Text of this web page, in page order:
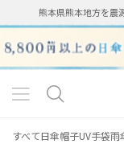
熊本県熊本地方を震
すべて日傘帽子UV手袋雨